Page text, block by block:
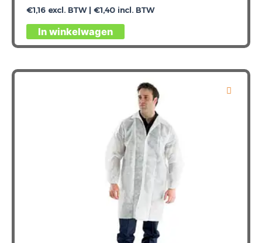
€1,16excl. BTW | €1,40incl. BTW
In winkelwagen